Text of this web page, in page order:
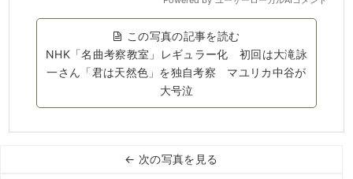
この写真の記事を読む
NHK「名曲考察教室」レギュラー化 初回は大滝詠
一さん「君は天然色」を独自考察 マユリカ中谷が
大号泣
← 次の写真を見る